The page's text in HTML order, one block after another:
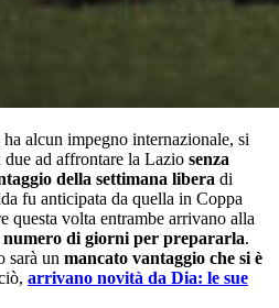
alcun impegno internazionale, si
ad affrontare la Lazio senza
della settimana libera di
fu anticipata da quella in Coppa
questa volta entrambe arrivano alla
numero di giorni per prepararla.
sarà un mancato vantaggio che si è
arrivano novità da Dia: le sue